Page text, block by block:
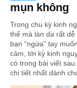
mụn không
Trong chu kỳ kinh
thể mà làn da rất
bạn “ngứa” tay
cảm, tới kỳ kinh
có trong bài viết
chi tiết nhất dành